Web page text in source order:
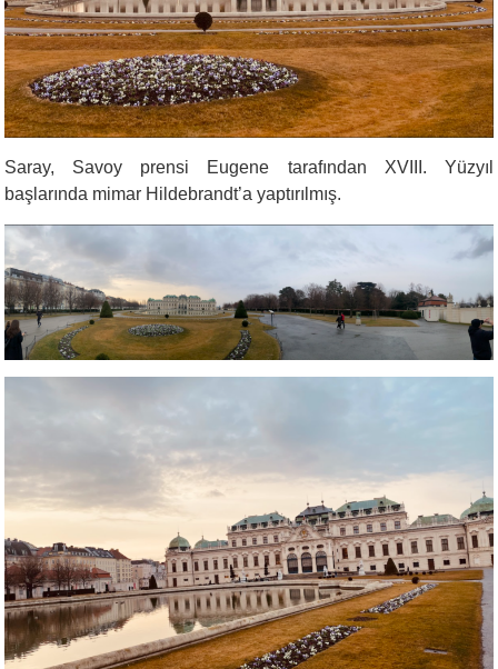
Saray, Savoy prensi Eugene tarafından XVIII. Yüzyıl
başlarında mimar Hildebrandt’a yaptırılmış.